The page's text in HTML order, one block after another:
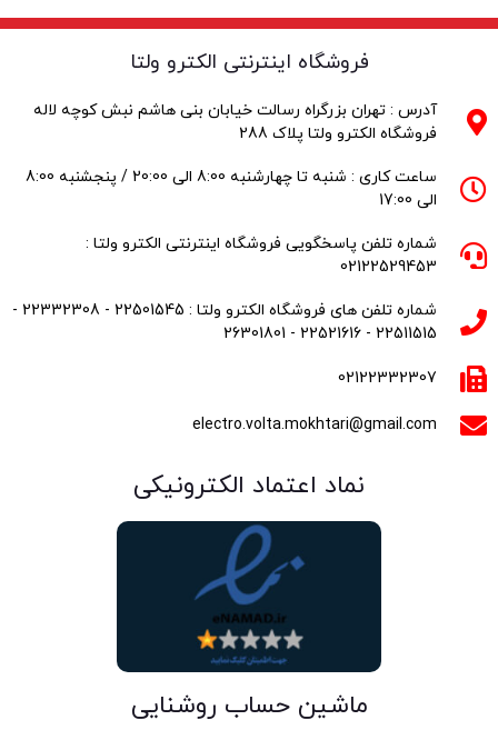
فروشگاه اینترنتی الکترو ولتا
آدرس : تهران بزرگراه رسالت خیابان بنی هاشم نبش کوچه لاله
فروشگاه الکترو ولتا پلاک 288
ساعت کاری : شنبه تا چهارشنبه 8:00 الی 20:00 / پنجشنبه 8:00
الی 17:00
شماره تلفن پاسخگویی فروشگاه اینترنتی الکترو ولتا :
02122529453
شماره تلفن های فروشگاه الکترو ولتا : 22501545 - 22332308 -
22511515 - 22521616 - 26301801
02122332307
electro.volta.mokhtari@gmail.com
نماد اعتماد الکترونیکی
ماشین حساب روشنایی